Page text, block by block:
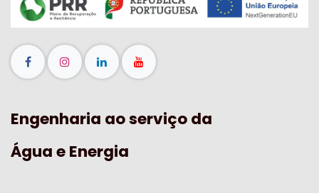
Engenharia ao serviço da
Água e Energia